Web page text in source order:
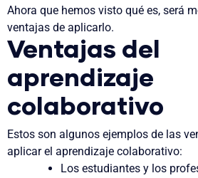
Ahora que hemos visto qué es, será
ventajas de aplicarlo.
Ventajas del
aprendizaje
colaborativo
Estos son algunos ejemplos de las
aplicar el aprendizaje colaborativo:
Los estudiantes y los